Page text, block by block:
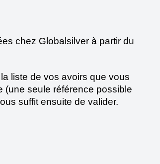
chez Globalsilver à partir du
liste de vos avoirs que vous
(une seule référence possible
suffit ensuite de valider.